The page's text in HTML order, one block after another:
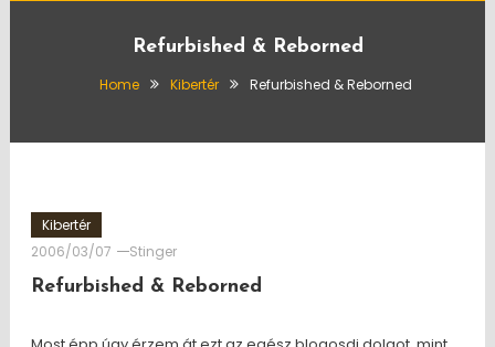
Refurbished & Reborned
Home Kibertér Refurbished & Reborned
Kibertér
2006/03/07
Stinger
Refurbished & Reborned